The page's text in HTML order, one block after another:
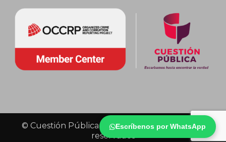
Escríbenos por WhatsApp
© Cuestión Pública 2018 - Todos los derechos
reservados